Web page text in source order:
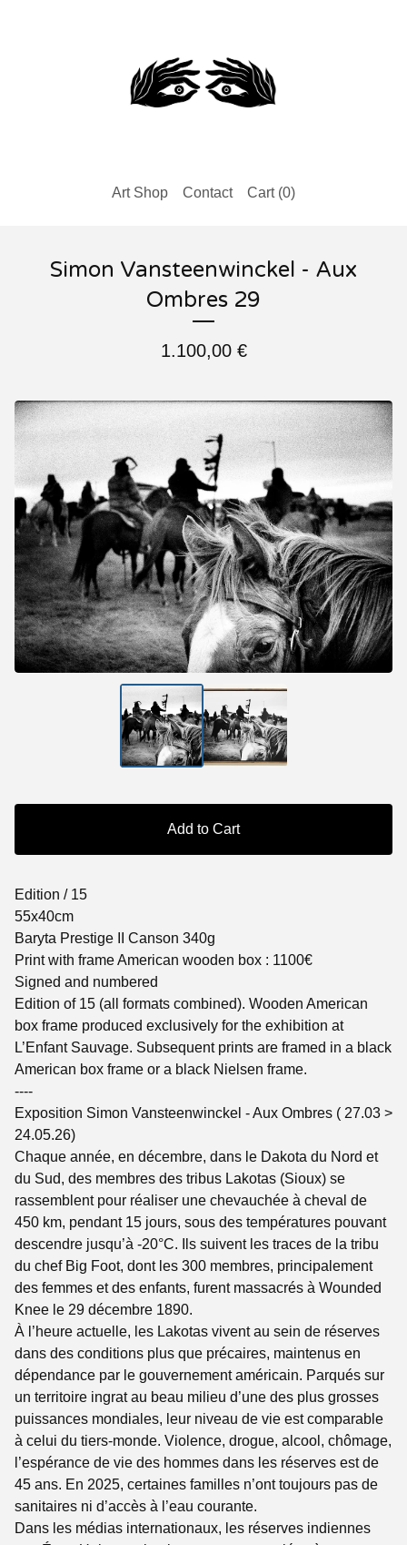
Art Shop Contact Cart (0)
Simon Vansteenwinckel - Aux
Ombres 29
1.100,00 €
Add to Cart
Edition / 15
55x40cm
Baryta Prestige II Canson 340g
Print with frame American wooden box : 1100€
Signed and numbered
Edition of 15 (all formats combined). Wooden American
box frame produced exclusively for the exhibition at
L’Enfant Sauvage. Subsequent prints are framed in a black
American box frame or a black Nielsen frame.
----
Exposition Simon Vansteenwinckel - Aux Ombres ( 27.03 >
24.05.26)
Chaque année, en décembre, dans le Dakota du Nord et
du Sud, des membres des tribus Lakotas (Sioux) se
rassemblent pour réaliser une chevauchée à cheval de
450 km, pendant 15 jours, sous des températures pouvant
descendre jusqu’à -20°C. Ils suivent les traces de la tribu
du chef Big Foot, dont les 300 membres, principalement
des femmes et des enfants, furent massacrés à Wounded
Knee le 29 décembre 1890.
À l’heure actuelle, les Lakotas vivent au sein de réserves
dans des conditions plus que précaires, maintenus en
dépendance par le gouvernement américain. Parqués sur
un territoire ingrat au beau milieu d’une des plus grosses
puissances mondiales, leur niveau de vie est comparable
à celui du tiers-monde. Violence, drogue, alcool, chômage,
l’espérance de vie des hommes dans les réserves est de
45 ans. En 2025, certaines familles n’ont toujours pas de
sanitaires ni d’accès à l’eau courante.
Dans les médias internationaux, les réserves indiennes